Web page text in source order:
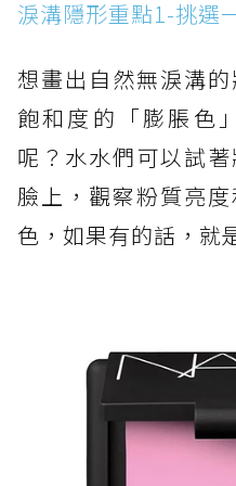
淚溝隱形重點1-挑選
想畫出自然無淚溝
飽和度的「膨脹色
呢？水水們可以試
臉上，觀察粉質亮
色，如果有的話，就